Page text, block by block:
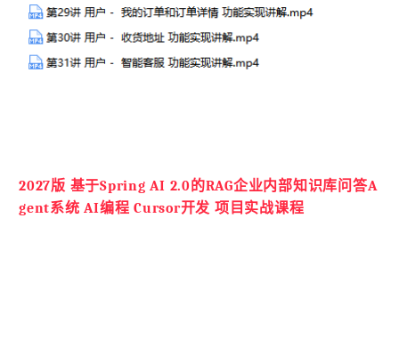
2027版 基于Spring AI 2.0的RAG企业内部知识库问答A
gent系统 AI编程 Cursor开发 项目实战课程